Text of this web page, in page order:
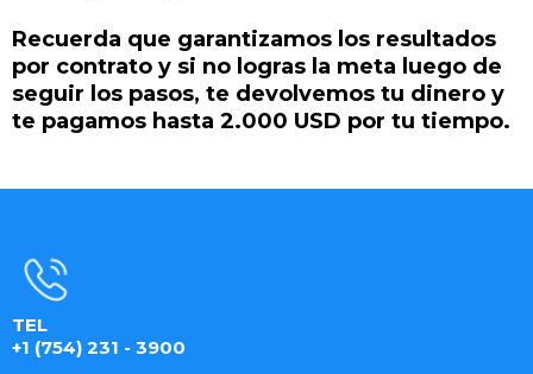
Recuerda que garantizamos los resultados
por contrato y si no logras la meta luego de
seguir los pasos, te devolvemos tu dinero y
te pagamos hasta 2.000 USD por tu tiempo.
TEL
+1 (754) 231 - 3900